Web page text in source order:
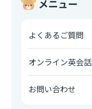
メニュー
よくあるご質問
オンライン英会
お問い合わせ